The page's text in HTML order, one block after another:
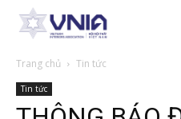
Trang chủ Tin tức
Tin tức